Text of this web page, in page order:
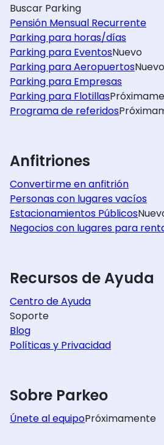
Buscar Parking
Pensión Mensual Recurrente
Parking para horas/días
Parking para EventosNuevo
Parking para AeropuertosNuevo
Parking para Empresas
Parking para Flotillas
Programa de referidos
Anfitriones
Convertirme en anfitrión
Personas con lugares vacíos
Estacionamientos Públicos
Negocios con lugares para
Recursos de Ayuda
Centro de Ayuda
Soporte
Blog
Políticas y Privacidad
Sobre Parkeo
Únete al equipoPróximamente